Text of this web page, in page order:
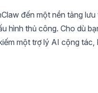
đến một nền tảng
hình thủ công. Cho dù
một trợ lý AI cộng